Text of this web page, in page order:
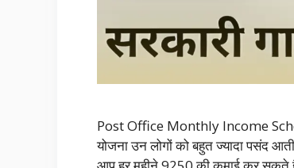
Post Office Monthly Income
योजना उन लोगों को बहुत ज्यादा पसंद